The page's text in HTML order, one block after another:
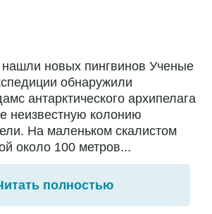
нашли новых пингвинов Ученые
обнаружили
антарктического архипелага
неизвестную колонию
На маленьком скалистом
около 100 метров...
полностью